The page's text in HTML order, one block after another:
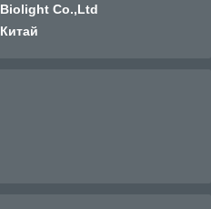
Biolight Co.,Ltd
Китай